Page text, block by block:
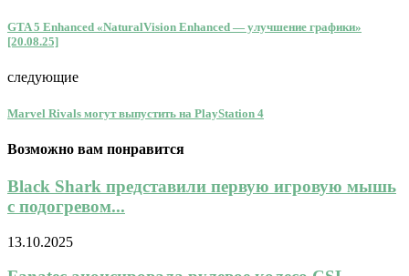
GTA 5 Enhanced «NaturalVision Enhanced — улучшение графики»
[20.08.25]
следующие
Marvel Rivals могут выпустить на PlayStation 4
Возможно вам понравится
Black Shark представили первую игровую мышь
с подогревом...
13.10.2025